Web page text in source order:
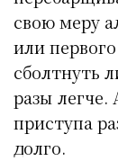
свою меру
или
сболтнуть
разы легче.
приступа
долго.